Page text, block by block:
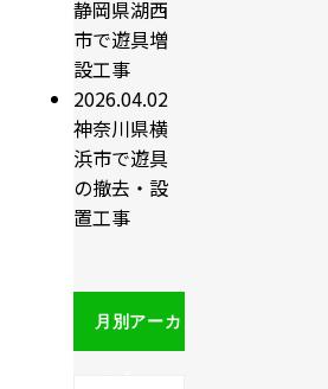
静岡県湖西
市で遊具増
設工事
2026.04.02
神奈川県横
浜市で遊具
の撤去・設
置工事
月別アーカ